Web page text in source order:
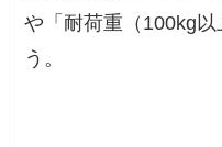
や「耐荷重（100kg
う。